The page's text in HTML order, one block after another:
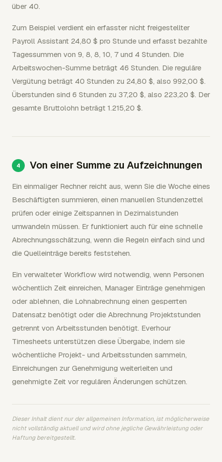
über 40.
Zum Beispiel verdient ein erfasster nicht freigestellter
Payroll Assistant 24,80 $ pro Stunde und erfasst bezahlte
Tagessummen von 9, 8, 8, 10, 7 und 4 Stunden. Die
Arbeitswochen-Summe beträgt 46 Stunden. Die reguläre
Vergütung beträgt 40 Stunden zu 24,80 $, also 992,00 $.
Überstunden sind 6 Stunden zu 37,20 $, also 223,20 $. Der
gesamte Bruttolohn beträgt 1.215,20 $.
Von einer Summe zu Aufzeichnungen
Ein einmaliger Rechner reicht aus, wenn Sie die Woche eines
Beschäftigten summieren, einen manuellen Stundenzettel
prüfen oder einige Zeitspannen in Dezimalstunden
umwandeln müssen. Er funktioniert auch für eine schnelle
Abrechnungsschätzung, wenn die Regeln einfach sind und
die Quelleinträge bereits feststehen.
Ein verwalteter Workflow wird notwendig, wenn Personen
wöchentlich Zeit einreichen, Manager Einträge genehmigen
oder ablehnen, die Lohnabrechnung einen gesperrten
Datensatz benötigt oder die Abrechnung Projektstunden
getrennt von Arbeitsstunden benötigt. Everhour
Timesheets unterstützen diese Übergabe, indem sie
wöchentliche Projekt- und Arbeitsstunden sammeln,
Einreichungen zur Genehmigung weiterleiten und
genehmigte Zeit vor regulären Änderungen schützen.
Dieser Inhalt dient nur der allgemeinen Information, ist möglicherweise
nicht vollständig aktuell und wird ohne jegliche Gewährleistung oder
Haftung bereitgestellt.